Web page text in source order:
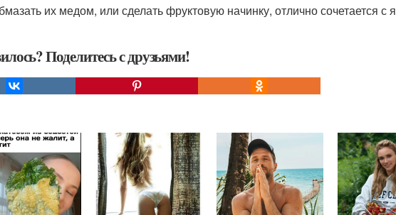
их медом, или сделать фруктовую начинку, отлично сочетается с
Поделитесь с друзьями!